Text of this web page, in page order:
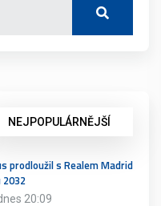
NEJPOPULÁRNĚJŠÍ
prodloužil s Realem Madrid
2032
20:09